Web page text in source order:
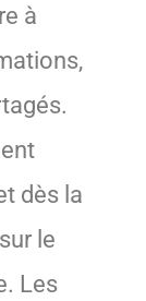
à
dès la
le
Les